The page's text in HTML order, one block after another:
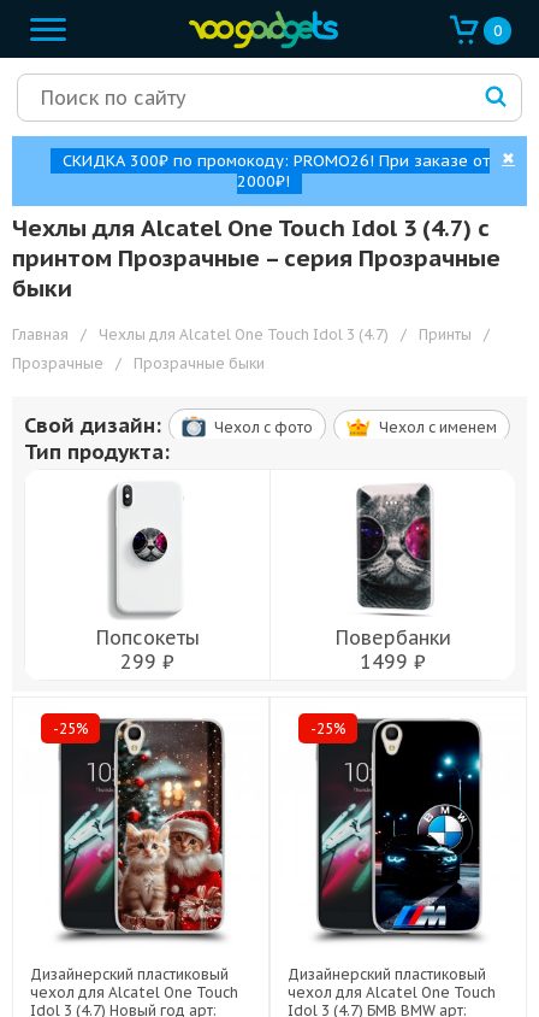
0
СКИДКА 300₽ по промокоду: PROMO26! При заказе от
2000₽!
✖
Чехлы для Alcatel One Touch Idol 3 (4.7) с
принтом Прозрачные – cерия Прозрачные
быки
Главная / Чехлы для Alcatel One Touch Idol 3 (4.7) / Принты
/
Прозрачные
/ Прозрачные быки
Свой дизайн: Чехол c фото Чехол c именем
Тип продукта:
Попсокеты
299 ₽
Повербанки
1499 ₽
-25%
Дизайнерский пластиковый
чехол для Alcatel One Touch
Idol 3 (4.7) Новый год арт:
-25%
Дизайнерский пластиковый
чехол для Alcatel One Touch
Idol 3 (4.7) БМВ BMW арт: